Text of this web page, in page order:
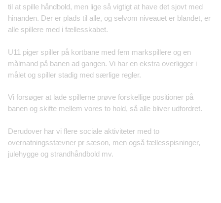
til at spille håndbold, men lige så vigtigt at have det sjovt med
hinanden. Der er plads til alle, og selvom niveauet er blandet, er
alle spillere med i fællesskabet.
U11 piger spiller på kortbane med fem markspillere og en
målmand på banen ad gangen. Vi har en ekstra overligger i
målet og spiller stadig med særlige regler.
Vi forsøger at lade spillerne prøve forskellige positioner på
banen og skifte mellem vores to hold, så alle bliver udfordret.
Derudover har vi flere sociale aktiviteter med to
overnatningsstævner pr sæson, men også fællesspisninger,
julehygge og strandhåndbold mv.